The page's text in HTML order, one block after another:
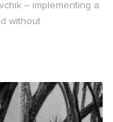
– implementing a
without